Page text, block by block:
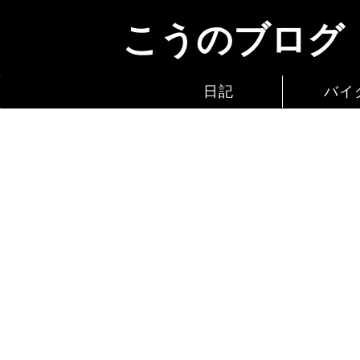
こうのブログ
日記 バイ